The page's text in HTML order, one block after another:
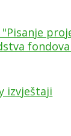
izvještaji